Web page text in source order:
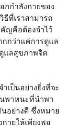
กกำลังกายของ
ธีที่เราสามารถ
ญคือต้องจำไว้
กว่าแค่การดูแล
แลสุขภาพจิต
เป็นอย่างยิ่งที่จะ
นพาหนะที่นำพา
อย่างดี ซึ่งหมาย
ายให้เพียงพอ